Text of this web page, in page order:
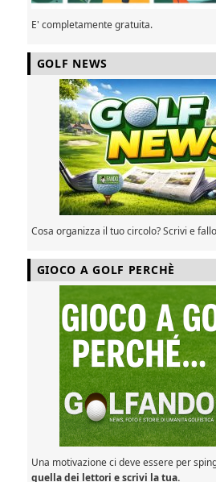
E' completamente gratuita.
GOLF NEWS
Cosa organizza il tuo circolo? Scrivi e
GIOCO A GOLF PERCHÈ
Una motivazione ci deve essere per
quella dei lettori e scrivi la tua.